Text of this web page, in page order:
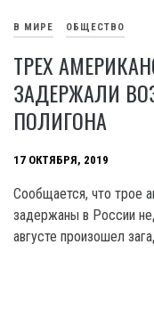
В МИРЕ ОБЩЕСТВО
ТРЕХ
ЗАДЕРЖАЛИ
ПОЛИГОНА
17 ОКТЯБРЯ, 2019
Сообщается, что трое
задержаны в России
августе произошел